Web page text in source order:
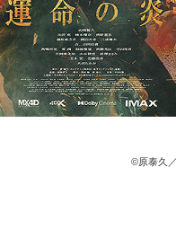
©原泰久